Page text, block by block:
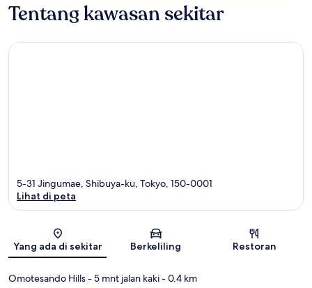
Tentang kawasan sekitar
Peta
5-31 Jingumae, Shibuya-ku, Tokyo, 150-0001
Lihat di peta
Yang ada di sekitar Berkeliling Restoran
Omotesando Hills- 5 mnt jalan kaki- 0.4 km